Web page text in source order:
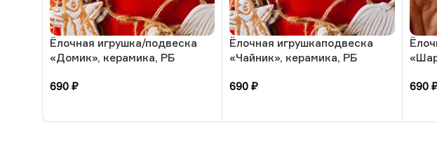
Ёлочная игрушка/подвеска
«Домик», керамика, РБ
690 ₽
Ёлочная игрушкаподвеска
«Чайник», керамика, РБ
690₽ 690